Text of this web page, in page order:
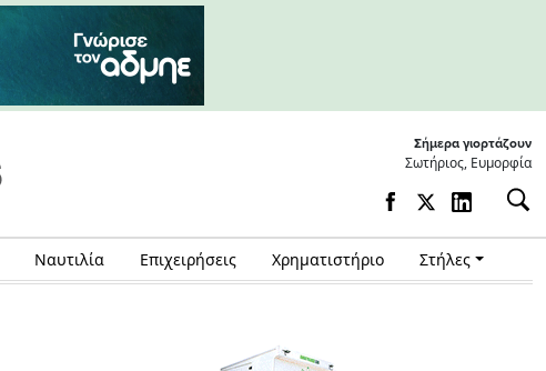
Σήμερα γιορτάζουν
Σωτήριος, Ευμορφία
Ναυτιλία Επιχειρήσεις Χρηματιστήριο Στήλες